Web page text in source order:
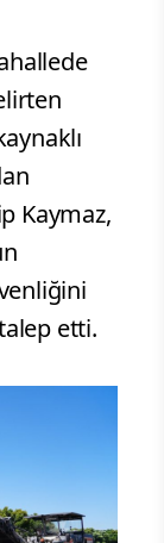
Kaymaz,
etti.